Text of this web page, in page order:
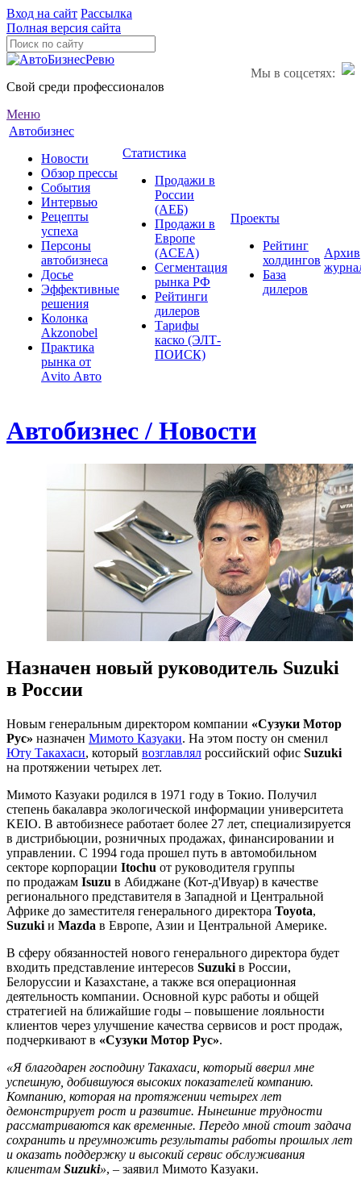
Вход на сайт Рассылка
Полная версия сайта
Мы в соцсетях:
Свой среди профессионалов
Меню
Автобизнес
Новости
Обзор прессы
События
Интервью
Рецепты
успеха
Персоны
автобизнеса
Досье
Эффективные
решения
Колонка
Akzonobel
Практика
рынка от
Аvito Авто
Статистика
Продажи в
России
(АЕБ)
Продажи в
Европе
(ACEA)
Сегментация
рынка РФ
Рейтинги
дилеров
Тарифы
каско (ЭЛТ-
ПОИСК)
Проекты
Рейтинг
холдингов
База
дилеров
Архив
Автобизнес / Новости
Назначен новый руководитель Suzuki
в России
Новым генеральным директором компании «Сузуки Мотор
Рус» назначен Мимото Казуаки. На этом посту он сменил
Юту Такахаси, который возглавлял российский офис Suzuki
на протяжении четырех лет.
Мимото Казуаки родился в 1971 году в Токио. Получил
степень бакалавра экологической информации университета
KEIO. В автобизнесе работает более 27 лет, специализируется
в дистрибьюции, розничных продажах, финансировании и
управлении. С 1994 года прошел путь в автомобильном
секторе корпорации Itochu от руководителя группы
по продажам Isuzu в Абиджане (Кот-д'Ивуар) в качестве
регионального представителя в Западной и Центральной
Африке до заместителя генерального директора Toyota,
Suzuki и Mazda в Европе, Азии и Центральной Америке.
В сферу обязанностей нового генерального директора будет
входить представление интересов Suzuki в России,
Белоруссии и Казахстане, а также вся операционная
деятельность компании. Основной курс работы и общей
стратегией на ближайшие годы – повышение лояльности
клиентов через улучшение качества сервисов и рост продаж,
подчеркивают в «Сузуки Мотор Рус».
«Я благодарен господину Такахаси, который вверил мне
успешную, добившуюся высоких показателей компанию.
Компанию, которая на протяжении четырех лет
демонстрирует рост и развитие. Нынешние трудности
рассматриваются как временные. Передо мной стоит задача
сохранить и преумножить результаты работы прошлых лет
и оказать поддержку и высокий сервис обслуживания
клиентам Suzuki», – заявил Мимото Казуаки.